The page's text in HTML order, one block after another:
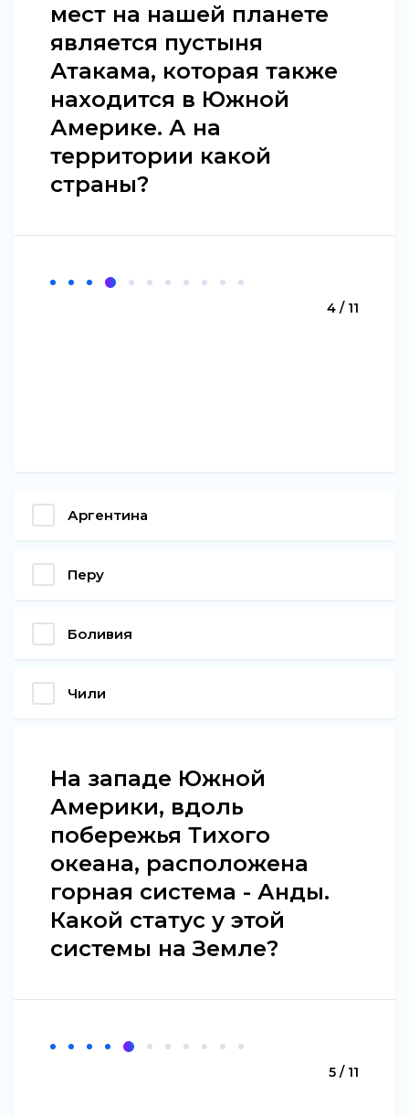
мест на нашей планете
является пустыня
Атакама, которая также
находится в Южной
Америке. А на
территории какой
страны?
4 / 11
Аргентина
Перу
Боливия
Чили
На западе Южной
Америки, вдоль
побережья Тихого
океана, расположена
горная система - Анды.
Какой статус у этой
системы на Земле?
5 / 11